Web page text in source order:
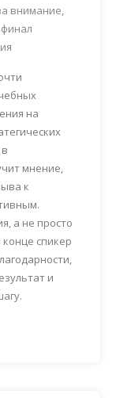
внимание
финал
на
мнение,
к
а не просто
спикер
и